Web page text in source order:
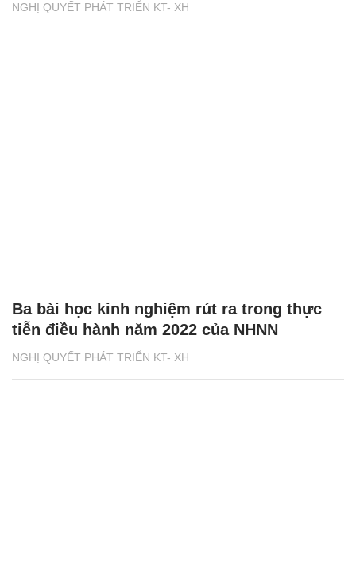
NGHỊ QUYẾT PHÁT TRIỂN KT- XH
NGHỊ QUYẾT PHÁT TRIỂN KT- XH
Ba bài học kinh nghiệm rút ra trong thực
tiễn điều hành năm 2022 của NHNN